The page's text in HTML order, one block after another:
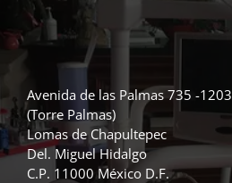
Avenida de las Palmas 735 -1203
(Torre Palmas)
Lomas de Chapultepec
Del. Miguel Hidalgo
C.P. 11000 México D.F.